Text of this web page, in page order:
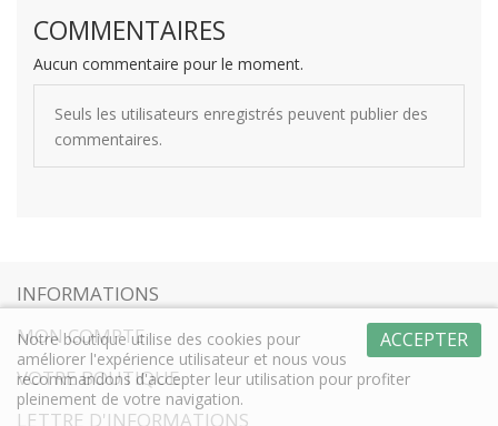
COMMENTAIRES
Aucun commentaire pour le moment.
Seuls les utilisateurs enregistrés peuvent publier des
commentaires.
INFORMATIONS
MON COMPTE
VOTRE BOUTIQUE
LETTRE D'INFORMATIONS
ACCEPTER
Notre boutique utilise des cookies pour
améliorer l'expérience utilisateur et nous vous
recommandons d'accepter leur utilisation pour profiter
pleinement de votre navigation.